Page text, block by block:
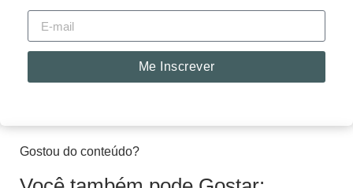
Me Inscrever
Gostou do conteúdo?